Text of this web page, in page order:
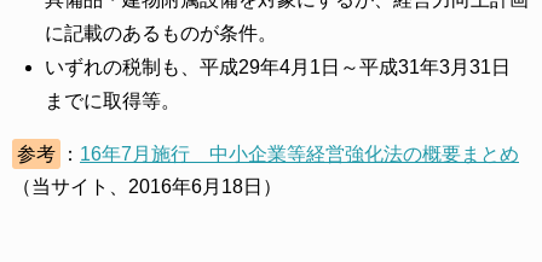
に記載のあるものが条件。
いずれの税制も、平成29年4月1日～平成31年3月31日
までに取得等。
参考 ： 16年7月施行 中小企業等経営強化法の概要まとめ
（当サイト、2016年6月18日）